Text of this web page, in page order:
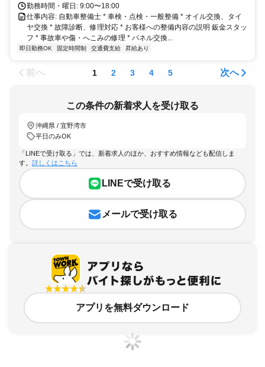
勤務時間・曜日: 9:00〜18:00
仕事内容: 自動車整備士 * 車検・点検・一般整備 * オイル交換、タイ
ヤ交換 * 故障診断、修理対応 * お客様への整備内容の説明 鈑金スタッ
フ * 事故車や傷・へこみの修理 * パネル交換...
即日勤務OK 固定時間制 交通費支給 昇給あり
前へ 1 2 3 4 5 次へ
この条件の新着求人を受け取る
沖縄県 / 宜野湾市
平日のみOK
「LINEで受け取る」では、新着求人のほか、おすすめ情報なども配信しま
す。 詳しくはこちら
LINEで受け取る
メールで受け取る
アプリを無料ダウンロード